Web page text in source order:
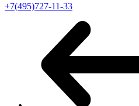
+7(495)727-11-33